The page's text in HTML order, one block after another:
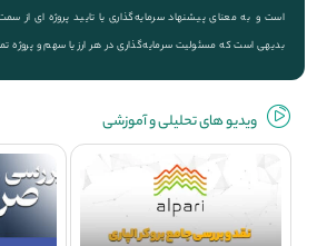
است و به معنای پیشنهاد سرمایه‌گذاری یا تایید پروژه ای از
بدیهی است که مسئولیت سرمایه‌گذاری در هر ارز یا سهم و پروژه
ویديو های تحلیلی و آموزشی